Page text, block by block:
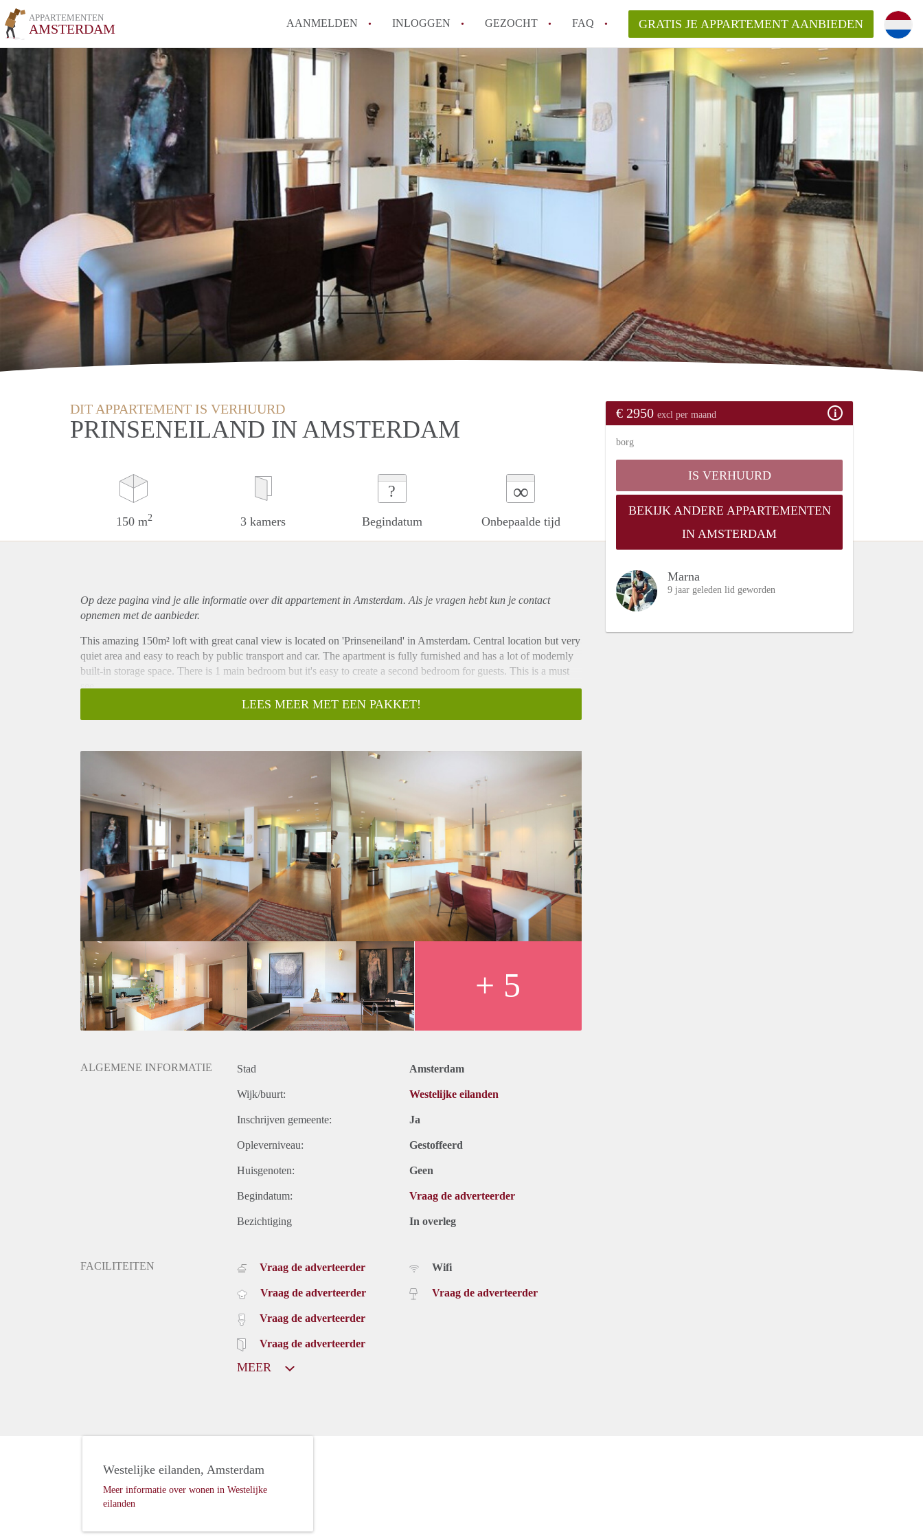
APPARTEMENTEN
AMSTERDAM AANMELDEN INLOGGEN GEZOCHT FAQ
Wat is de Wet Betaalbare Huur en wat betekent die voor mij als huurder in
Amsterdam?
Wat zijn de voordelen van het huren van een appartement in Amsterdam?
Hoe vind je een goedkoop appartement in Amsterdam?
Wat zijn de verplichtingen van een verhuurder van een huur appartement?
Kan je beter een appartement huren of kopen in Amsterdam?
GRATIS JE APPARTEMENT AANBIEDEN
DIT APPARTEMENT IS VERHUURD
PRINSENEILAND IN AMSTERDAM
150 m2 3 kamers
?
Begindatum
∞
Onbepaalde tijd
€ 2950 excl per maand
borg
IS VERHUURD
BEKIJK ANDERE APPARTEMENTEN
IN AMSTERDAM
Marna
9 jaar geleden lid geworden
Op deze pagina vind je alle informatie over ditappartementin Amsterdam. Als je vragen hebt kun je contact
opnemen met de aanbieder.
This amazing 150m² loft with great canal view is located on 'Prinseneiland' in Amsterdam. Central location but very
quiet area and easy to reach by public transport and car. The apartment is fully furnished and has a lot of modernly
built-in storage space. There is 1 main bedroom but it's easy to create a second bedroom for guests. This is a must
see.
- Directly available for minimum 6 months with the option to extend
- Fully furnished with modern design furniture
- 150m² total living space
- Amazing canal view
- Registration possible
- Perfect apartment for expats
Rental price € 2950,- excluding utilities
Deposit equal to 2 months rent
LEES MEER MET EEN PAKKET!
+ 5
ALGEMENE INFORMATIE Stad Amsterdam
Wijk/buurt: Westelijke eilanden
Inschrijven gemeente: Ja
Opleverniveau: Gestoffeerd
Huisgenoten: Geen
Begindatum: Vraag de adverteerder
Bezichtiging In overleg
FACILITEITEN Vraag de adverteerder
Vraag de adverteerder
Vraag de adverteerder
Vraag de adverteerder
Wifi
Vraag de adverteerder
MEER
Westelijke eilanden, Amsterdam
Meer informatie over wonen in Westelijke
eilanden